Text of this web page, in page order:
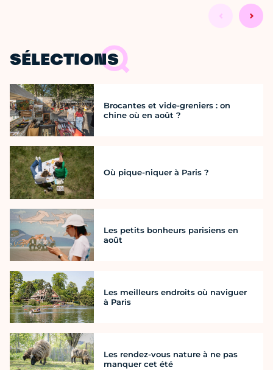
SÉLECTIONS
Brocantes et vide-greniers : on
chine où en août ?
Où pique-niquer à Paris ?
Les petits bonheurs parisiens en
août
Les meilleurs endroits où naviguer
à Paris
Les rendez-vous nature à ne pas
manquer cet été